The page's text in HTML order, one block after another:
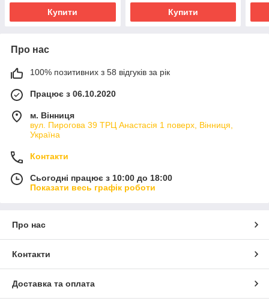
Купити Купити
Про нас
100% позитивних з 58 відгуків за рік
Працює з 06.10.2020
м. Вінниця
вул. Пирогова 39 ТРЦ Анастасія 1 поверх, Вінниця,
Україна
Контакти
Сьогодні працює з 10:00 до 18:00
Показати весь графік роботи
Про нас
Контакти
Доставка та оплата